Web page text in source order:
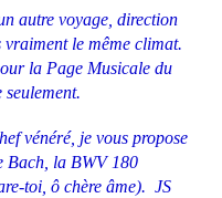
autre voyage, direction
vraiment le même climat.
la Page Musicale du
vénéré, je vous propose
Bach, la BWV 180
toi, ô chère âme). JS